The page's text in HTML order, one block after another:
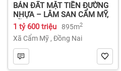
BÁN ĐẤT MẶT TIỀN ĐƯỜNG
NHỰA – LÂM SAN CẨM MỸ,
ĐỒNG NAI.
1 tỷ 600 triệu 895m2
Xã Cẩm Mỹ , Đồng Nai